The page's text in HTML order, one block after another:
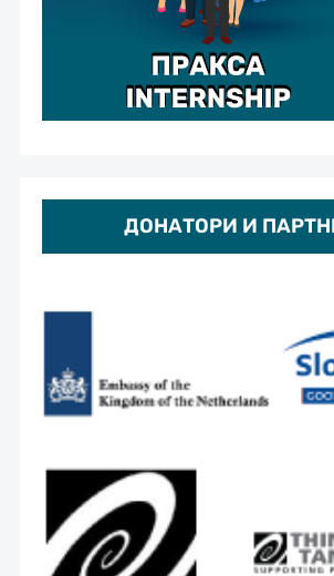
ДОНАТОРИ И